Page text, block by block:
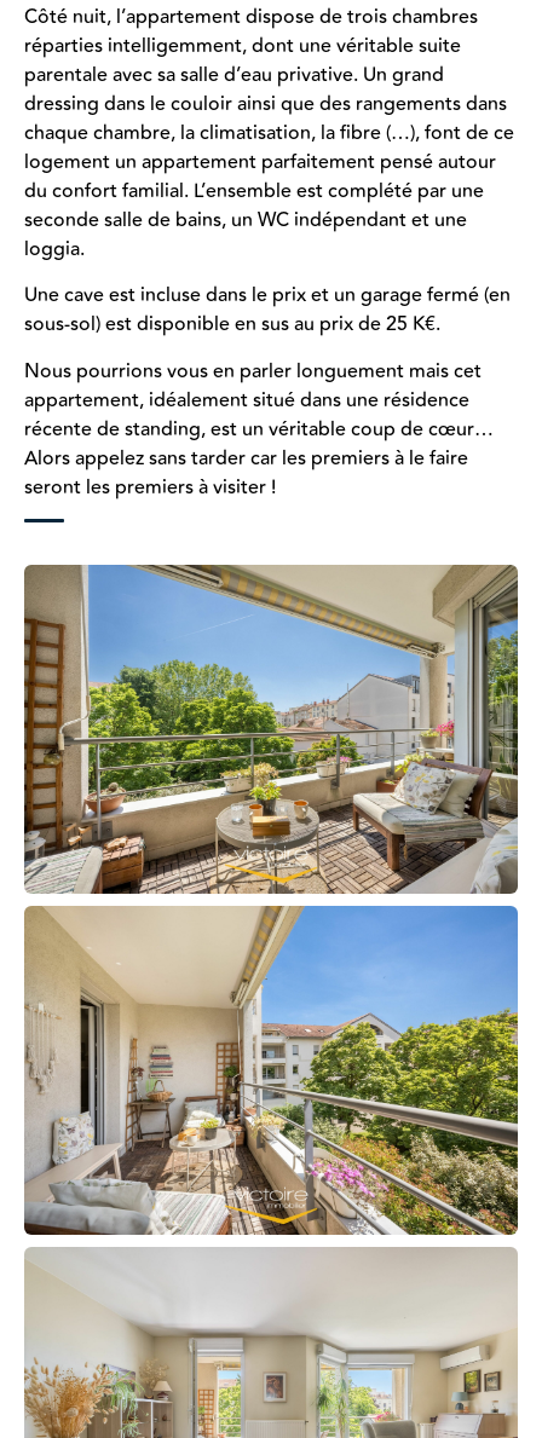
Côté nuit, l’appartement dispose de trois chambres
réparties intelligemment, dont une véritable suite
parentale avec sa salle d’eau privative. Un grand
dressing dans le couloir ainsi que des rangements dans
chaque chambre, la climatisation, la fibre (…), font de ce
logement un appartement parfaitement pensé autour
du confort familial. L’ensemble est complété par une
seconde salle de bains, un WC indépendant et une
loggia.
Une cave est incluse dans le prix et un garage fermé (en
sous-sol) est disponible en sus au prix de 25 K€.
Nous pourrions vous en parler longuement mais cet
appartement, idéalement situé dans une résidence
récente de standing, est un véritable coup de cœur…
Alors appelez sans tarder car les premiers à le faire
seront les premiers à visiter !